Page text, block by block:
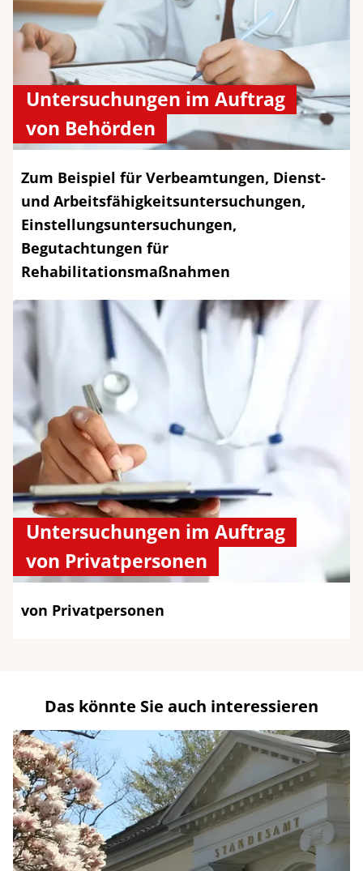
Untersuchungen im Auftrag
von Behörden
Zum Beispiel für Verbeamtungen, Dienst-
und Arbeitsfähigkeitsuntersuchungen,
Einstellungsuntersuchungen,
Begutachtungen für
Rehabilitationsmaßnahmen
Untersuchungen im Auftrag
von Privatpersonen
von Privatpersonen
Das könnte Sie auch interessieren